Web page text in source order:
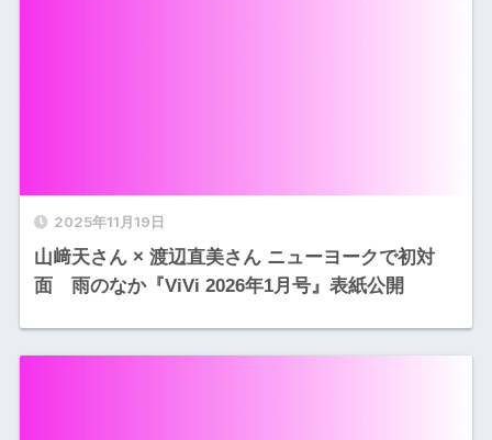
2025年11月19日
山﨑天さん × 渡辺直美さん ニューヨークで初対
面 雨のなか『ViVi 2026年1月号』表紙公開